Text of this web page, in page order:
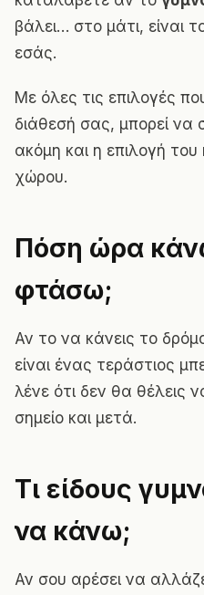
βάλει… στο μάτι, είναι
εσάς.
Με όλες τις επιλογές
διάθεσή σας, μπορεί να
ακόμη και η επιλογή
χώρου.
Πόση ώρα
φτάσω;
Αν το να κάνεις το
είναι ένας τεράστιος
λένε ότι δεν θα θέλεις
σημείο και μετά.
Τι είδους
να κάνω;
Αν σου αρέσει να